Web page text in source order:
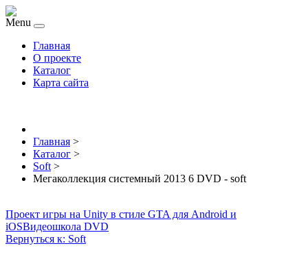
Menu
Главная
О проекте
Каталог
Карта сайта
Главная >
Каталог >
Soft >
Мегаколлекция системный 2013 6 DVD - soft
Проект игры на Unity в стиле GTA для Android и
iOSВидеошкола DVD
Вернуться к: Soft